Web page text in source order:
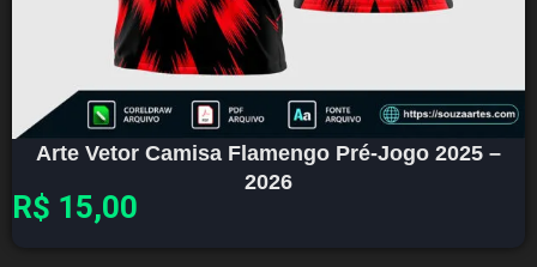
Arte Vetor Camisa Flamengo Pré-Jogo 2025 –
2026
R$ 15,00